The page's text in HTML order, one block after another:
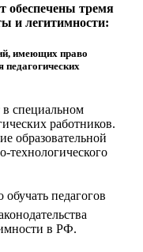
обеспечены тремя
и легитимности:
имеющих право
специальном
работников.
образовательной
технологического
педагогов
в РФ.